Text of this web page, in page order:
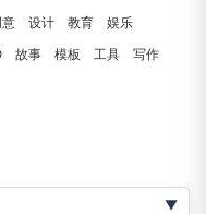
设计 教育
娱乐
故事 模板 工具 写作
▼